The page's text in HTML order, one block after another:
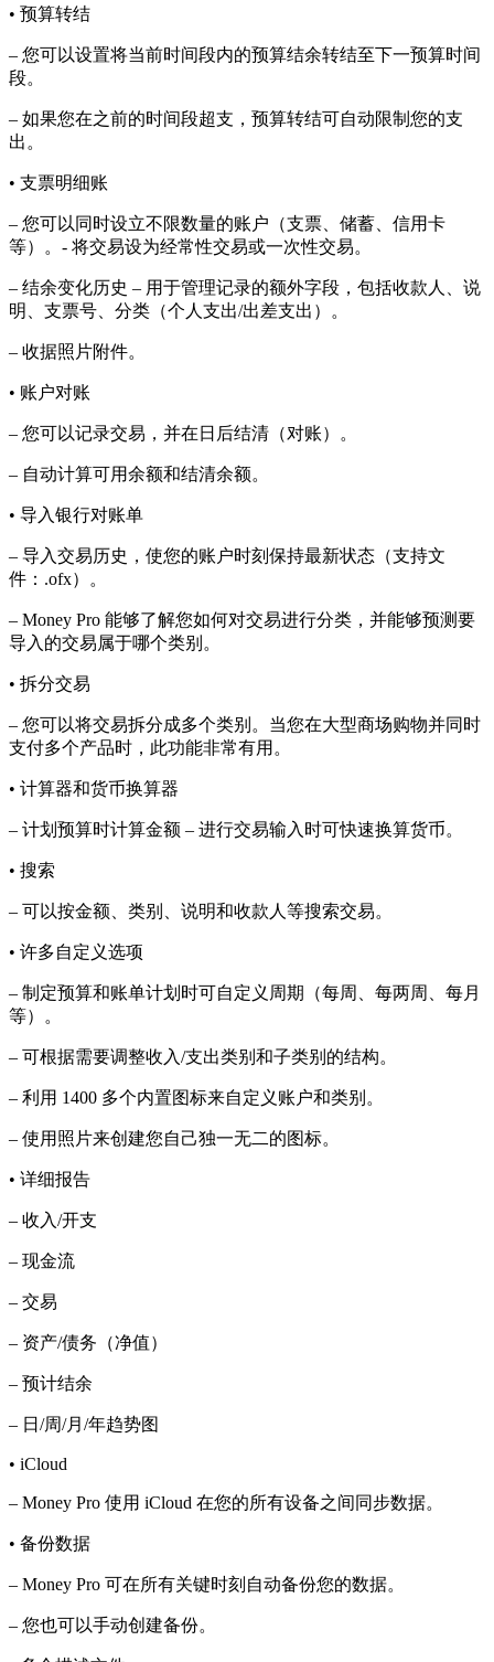
• 预算转结
– 您可以设置将当前时间段内的预算结余转结至下一预算时间
段。
– 如果您在之前的时间段超支，预算转结可自动限制您的支
出。
• 支票明细账
– 您可以同时设立不限数量的账户（支票、储蓄、信用卡
等）。- 将交易设为经常性交易或一次性交易。
– 结余变化历史 – 用于管理记录的额外字段，包括收款人、说
明、支票号、分类（个人支出/出差支出）。
– 收据照片附件。
• 账户对账
– 您可以记录交易，并在日后结清（对账）。
– 自动计算可用余额和结清余额。
• 导入银行对账单
– 导入交易历史，使您的账户时刻保持最新状态（支持文
件：.ofx）。
– Money Pro 能够了解您如何对交易进行分类，并能够预测要
导入的交易属于哪个类别。
• 拆分交易
– 您可以将交易拆分成多个类别。当您在大型商场购物并同时
支付多个产品时，此功能非常有用。
• 计算器和货币换算器
– 计划预算时计算金额 – 进行交易输入时可快速换算货币。
• 搜索
– 可以按金额、类别、说明和收款人等搜索交易。
• 许多自定义选项
– 制定预算和账单计划时可自定义周期（每周、每两周、每月
等）。
– 可根据需要调整收入/支出类别和子类别的结构。
– 利用 1400 多个内置图标来自定义账户和类别。
– 使用照片来创建您自己独一无二的图标。
• 详细报告
– 收入/开支
– 现金流
– 交易
– 资产/债务（净值）
– 预计结余
– 日/周/月/年趋势图
• iCloud
– Money Pro 使用 iCloud 在您的所有设备之间同步数据。
• 备份数据
– Money Pro 可在所有关键时刻自动备份您的数据。
– 您也可以手动创建备份。